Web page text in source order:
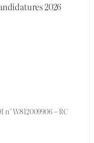
2026
W812009906 – RC